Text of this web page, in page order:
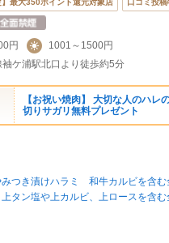
】最大350ポイント還元対象店 口コミ投
円
1001～1500円
袖ケ浦駅北口より徒歩約5分
【お祝い焼肉】 大切な人のハレ
切りサガリ無料プレゼント
みつき漬けハラミ 和牛カルビを含む
タン塩や上カルビ、上ロースを含